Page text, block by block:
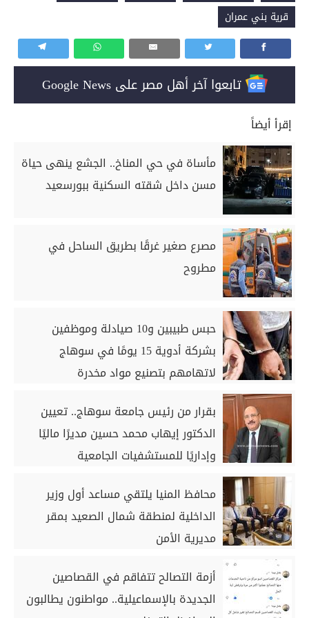
قرية بني عمران
تابعوا آخر أهل مصر على Google News
إقرأ أيضاً
مأساة في حي المناخ.. الجشع ينهى حياة
مسن داخل شقته السكنية ببورسعيد
مصرع صغير غرقًا بطريق الساحل في
مطروح
حبس طبيبين و10 صيادلة وموظفين
بشركة أدوية 15 يومًا في سوهاج
لاتهامهم بتصنيع مواد مخدرة
بقرار من رئيس جامعة سوهاج.. تعيين
الدكتور إيهاب محمد حسين مديرًا ماليًا
وإداريًا للمستشفيات الجامعية
محافظ المنيا يلتقي مساعد أول وزير
الداخلية لمنطقة شمال الصعيد بمقر
مديرية الأمن
أزمة التصالح تتفاقم في القصاصين
الجديدة بالإسماعيلية.. مواطنون يطالبون